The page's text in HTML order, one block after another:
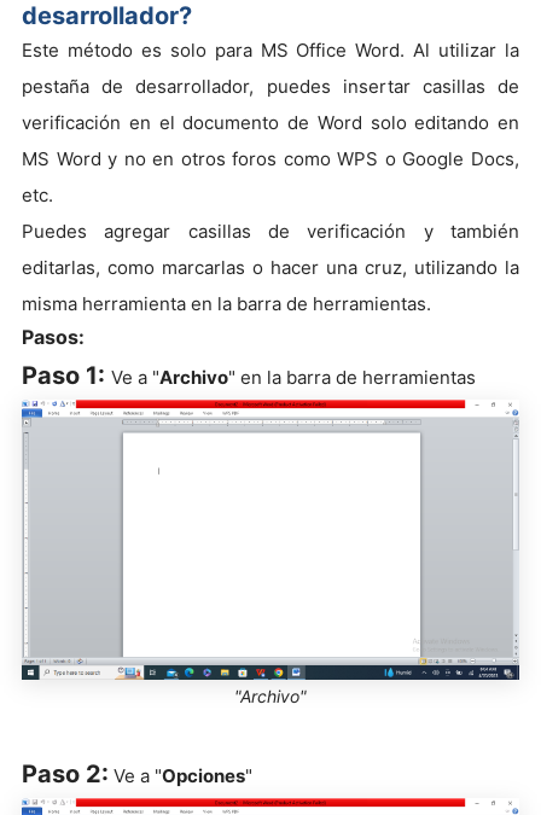
desarrollador?
Este método es solo para MS Office Word. Al utilizar la
pestaña de desarrollador, puedes insertar casillas de
verificación en el documento de Word solo editando en
MS Word y no en otros foros como WPS o Google Docs,
etc.
Puedes agregar casillas de verificación y también
editarlas, como marcarlas o hacer una cruz, utilizando la
misma herramienta en la barra de herramientas.
Pasos:
Paso 1: Ve a "Archivo" en la barra de herramientas
"Archivo"
Paso 2: Ve a "Opciones"